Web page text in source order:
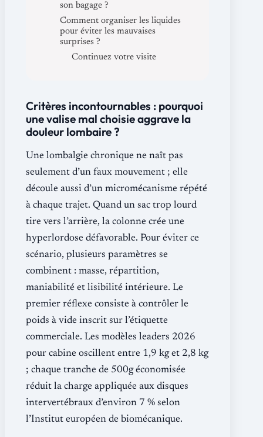
son bagage ?
Comment organiser les liquides
pour éviter les mauvaises
surprises ?
Continuez votre visite
Critères incontournables : pourquoi
une valise mal choisie aggrave la
douleur lombaire ?
Une lombalgie chronique ne naît pas
seulement d’un faux mouvement ; elle
découle aussi d’un micromécanisme répété
à chaque trajet. Quand un sac trop lourd
tire vers l’arrière, la colonne crée une
hyperlordose défavorable. Pour éviter ce
scénario, plusieurs paramètres se
combinent : masse, répartition,
maniabilité et lisibilité intérieure. Le
premier réflexe consiste à contrôler le
poids à vide inscrit sur l’étiquette
commerciale. Les modèles leaders 2026
pour cabine oscillent entre 1,9 kg et 2,8 kg
; chaque tranche de 500g économisée
réduit la charge appliquée aux disques
intervertébraux d’environ 7 % selon
l’Institut européen de biomécanique.